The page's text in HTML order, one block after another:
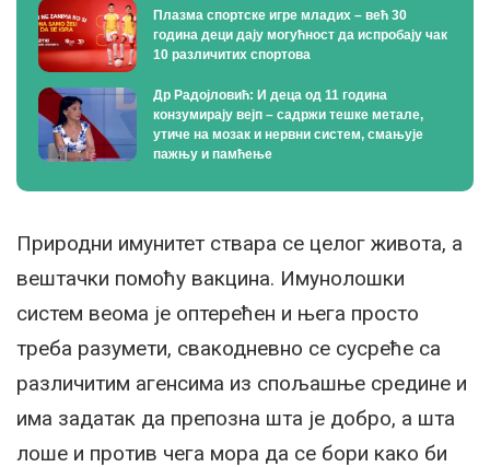
Плазма спортске игре младих – већ 30
година деци дају могућност да испробају чак
10 различитих спортова
Др Радојловић: И деца од 11 година
конзумирају вејп – садржи тешке метале,
утиче на мозак и нервни систем, смањује
пажњу и памћење
Природни имунитет ствара се целог живота, а
вештачки помоћу вакцина. Имунолошки
систем веома је оптерећен и њега просто
треба разумети, свакодневно се сусреће са
различитим агенсима из спољашње средине и
има задатак да препозна шта је добро, а шта
лоше и против чега мора да се бори како би